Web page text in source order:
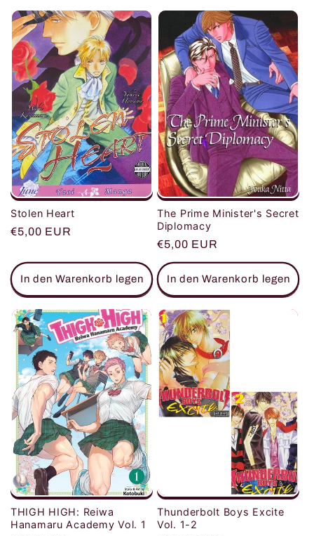
Stolen Heart
Normaler
€5,00 EUR
In den Warenkorb legen
The Prime Minister's Secret
Diplomacy
Normaler
Preis
€5,00 EUR
In den Warenkorb legen
THIGH HIGH: Reiwa
Hanamaru Academy Vol. 1
Thunderbolt Boys Excite
Vol. 1-2